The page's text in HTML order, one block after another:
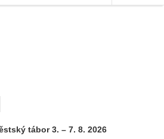
tábor 3. – 7. 8. 2026